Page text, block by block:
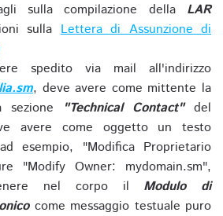
sulla compilazione della LAR
sullaLettera di Assunzione di
spedito via mail all'indirizzo
, deve avere come mittente la
sezione
"Technical Contact"del
avere come oggetto un testo
esempio, "Modifica Proprietario
"Modify Owner: mydomain.sm",
nel corpo il Modulo di
come messaggio testuale puro